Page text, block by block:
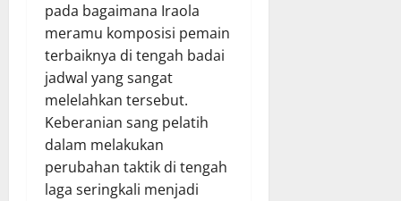
pada bagaimana Iraola
meramu komposisi pemain
terbaiknya di tengah badai
jadwal yang sangat
melelahkan tersebut.
Keberanian sang pelatih
dalam melakukan
perubahan taktik di tengah
laga seringkali menjadi